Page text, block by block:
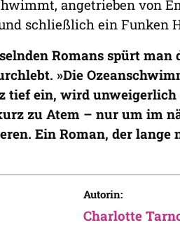
angetrieben von
schließlich ein Funken
Romans spürt man
»Die
tief ein, wird
zu Atem – nur um im
Ein Roman, der
Autorin:
Charlotte